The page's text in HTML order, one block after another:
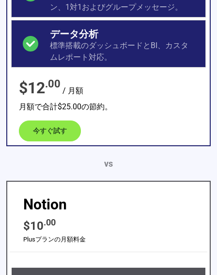
ン、1対1およびグループメッセージ。
データ分析
標準搭載のダッシュボードとBI、カスタ
ムレポート対応。
$12.00
/ 月額
月額で合計$25.00の節約。
今すぐ試す
vs
Notion
$10.00
Plusプランの月額料金